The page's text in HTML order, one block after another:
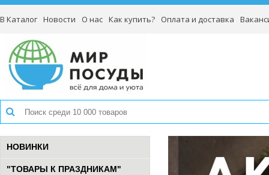
В Каталог Новости О нас Как купить? Оплата и доставка
НОВИНКИ
"ТОВАРЫ К ПРАЗДНИКАМ"